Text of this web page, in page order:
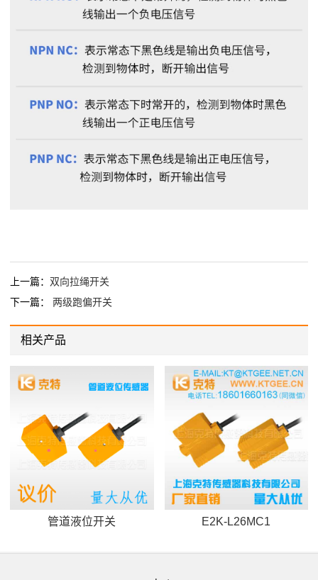
上一篇： 双向拉绳开关
下一篇： 两级跑偏开关
相关产品
管道液位开关 E2K-L26MC1